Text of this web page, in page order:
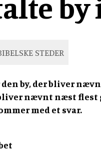
by
STEDER
by, der bliver
nævnt næst flest
med et svar.